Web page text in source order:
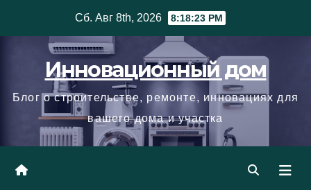
Сб. Авг 8th, 2026 8:18:24 PM
Инновационный дом
Блог о строительстве, ремонте, инновациях для
вашего дома и участка